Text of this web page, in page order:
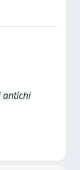
antichi